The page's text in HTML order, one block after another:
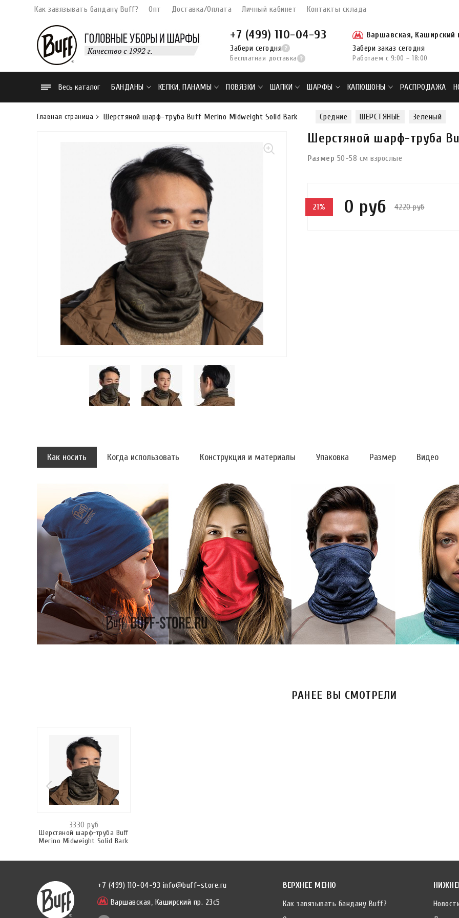
Как завязывать бандану Buff? Опт Доставка/Оплата Личный кабинет Контакты склада
+7 (499) 110-04-93
Забери сегодня
Бесплатная доставка
Варшавская, Каширский
Забери заказ сегодня
Работаем с 9:00 – 18:00
Весь каталог БАНДАНЫ КЕПКИ, ПАНАМЫ ПОВЯЗКИ ШАПКИ ШАРФЫ КАПЮШОНЫ РАСПРОДАЖА
Главная страница Шерстяной шарф-труба Buff Merino Midweight Solid Bark Средние ШЕРСТЯНЫЕ Зеленый
Шерстяной шарф-труба
Размер 50-58 см взрослые
21% 0 руб 4220 руб
Как носить Когда использовать Конструкция и материалы Упаковка Размер Видео
РАНЕЕ ВЫ СМОТРЕЛИ
3330 руб
Шерстяной шарф-труба Buff
Merino Midweight Solid Bark
+7 (499) 110-04-93 info@buff-store.ru
Варшавская, Каширский пр. 23с5
ВЕРХНЕЕ МЕНЮ
Как завязывать бандану Buff?